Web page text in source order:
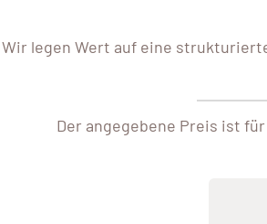
Wir legen Wert auf eine
Der angegebene Preis ist